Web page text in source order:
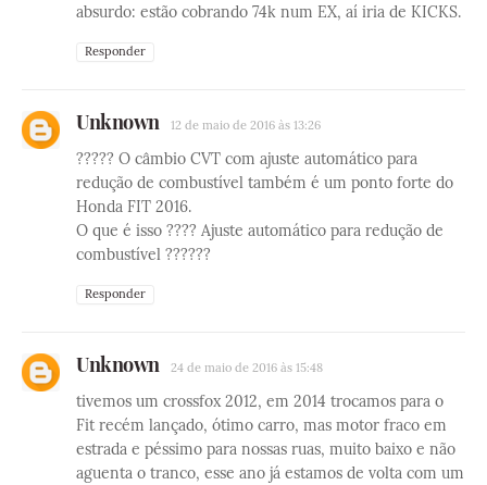
absurdo: estão cobrando 74k num EX, aí iria de KICKS.
Responder
Unknown 12 de maio de 2016 às 13:26
????? O câmbio CVT com ajuste automático para
redução de combustível também é um ponto forte do
Honda FIT 2016.
O que é isso ???? Ajuste automático para redução de
combustível ??????
Responder
Unknown 24 de maio de 2016 às 15:48
tivemos um crossfox 2012, em 2014 trocamos para o
Fit recém lançado, ótimo carro, mas motor fraco em
estrada e péssimo para nossas ruas, muito baixo e não
aguenta o tranco, esse ano já estamos de volta com um